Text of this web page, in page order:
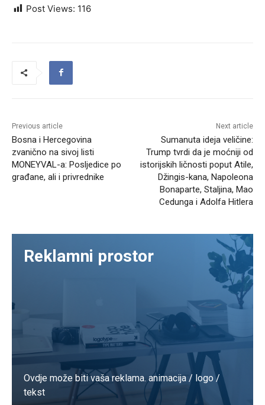
Post Views: 116
Previous article
Bosna i Hercegovina
zvanično na sivoj listi
MONEYVAL-a: Posljedice po
građane, ali i privrednike
Next article
Sumanuta ideja veličine:
Trump tvrdi da je moćniji od
istorijskih ličnosti poput Atile,
Džingis-kana, Napoleona
Bonaparte, Staljina, Mao
Cedunga i Adolfa Hitlera
Reklamni prostor
Ovdje može biti vaša reklama. animacija / logo /
tekst